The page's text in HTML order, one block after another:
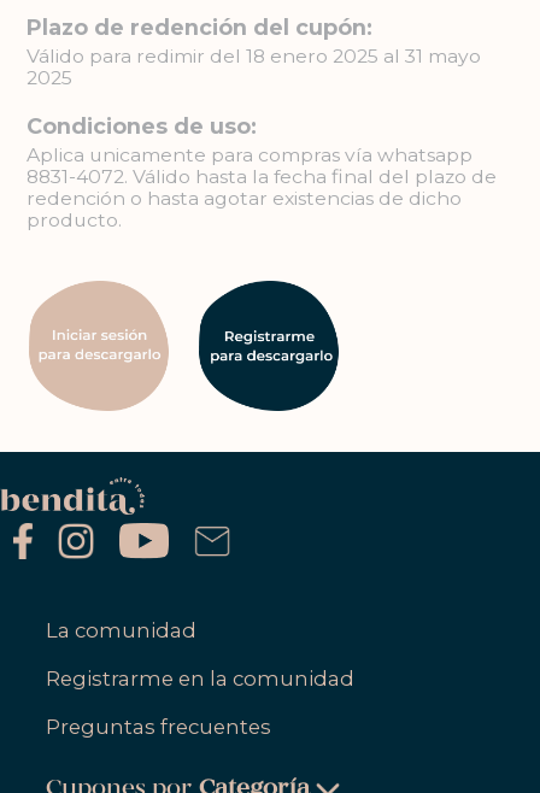
Plazo de redención del cupón:
Válido para redimir del 18 enero 2025 al 31 mayo
2025
Condiciones de uso:
Aplica unicamente para compras vía whatsapp
8831-4072. Válido hasta la fecha final del plazo de
redención o hasta agotar existencias de dicho
producto.
La comunidad
Registrarme en la comunidad
Preguntas frecuentes